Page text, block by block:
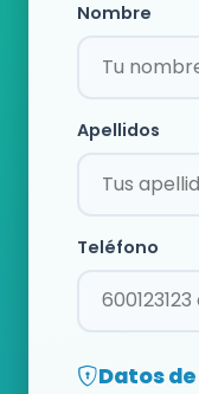
Nombre
Apellidos
Teléfono
Datos